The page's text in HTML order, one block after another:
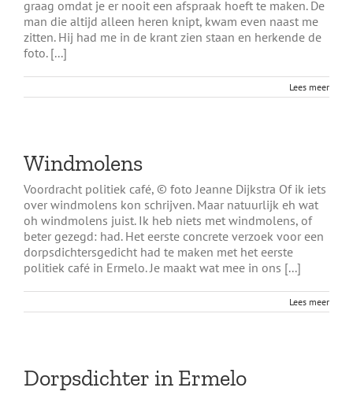
graag omdat je er nooit een afspraak hoeft te maken. De
man die altijd alleen heren knipt, kwam even naast me
zitten. Hij had me in de krant zien staan en herkende de
foto. [...]
Lees meer
Windmolens
Voordracht politiek café, © foto Jeanne Dijkstra Of ik iets
over windmolens kon schrijven. Maar natuurlijk eh wat
oh windmolens juist. Ik heb niets met windmolens, of
beter gezegd: had. Het eerste concrete verzoek voor een
dorpsdichtersgedicht had te maken met het eerste
politiek café in Ermelo. Je maakt wat mee in ons [...]
Lees meer
Dorpsdichter in Ermelo